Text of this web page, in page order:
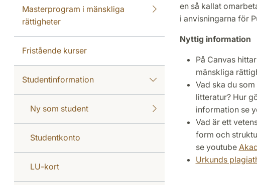
Masterprogram i mänskliga
rättigheter
Fristående kurser
Studentinformation
Ny som student
Studentkonto
LU-kort
en så kallat
i anvisningarna för
Nyttig information
På Canvas
mänskliga
Vad ska du
litteratur? Hur
information se
Vad är ett
form och
se youtube
Urkunds